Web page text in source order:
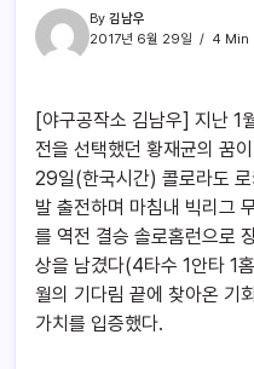
By 김남우
2017년 6월 29일
4 Min
[야구공작소 김남우] 지난 1
전을 선택했던 황재균의 꿈
29일(한국시간) 콜로라도
발 출전하며 마침내 빅리그
를 역전 결승 솔로홈런으로
상을 남겼다(4타수 1안타 1
월의 기다림 끝에 찾아온 기
가치를 입증했다.